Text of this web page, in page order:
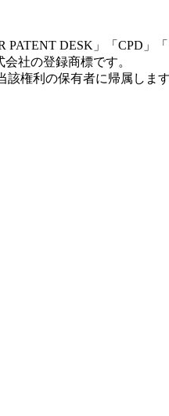
DESK」「CPD」
会社の登録商標です。
権利の保有者に帰属します